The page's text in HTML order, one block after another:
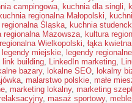
campingowa, kuchnia dla singli,
kuchnia regionalna Małopolski,
regionalna Śląska, kuchnia
regionalna Mazowsza, kultura
Wielkopolski, łąka kwietna
legendy miejskie, legendy regionalne
link building, LinkedIn marketing,
bazary, lokalne SEO, lokalny
, malarstwo polskie, małe
, marketing lokalny, marketing
, masaż sportowy,